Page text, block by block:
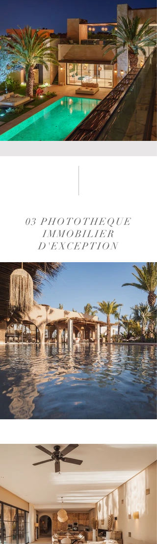
03 PHOTOTHEQUE
IMMOBILIER
D'EXCEPTION